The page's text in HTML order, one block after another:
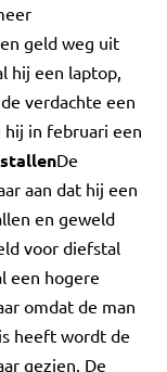
geld weg uit
hij een laptop,
verdachte een
in februari een
De
aan dat hij een
en geweld
voor diefstal
een hogere
omdat de man
heeft wordt de
gezien. De